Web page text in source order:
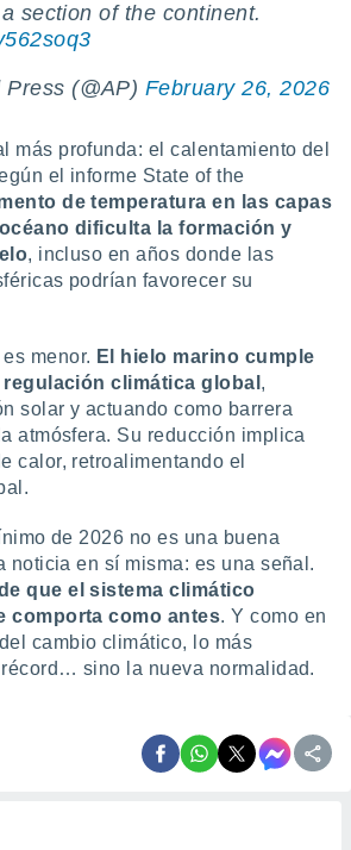
section of the continent.
(@AP) February 26, 2026
más profunda: el calentamiento del
el informe State of the
de temperatura en las capas
dificulta la formación y
, incluso en años donde las
podrían favorecer su
menor. El hielo marino cumple
climática global ,
solar y actuando como barrera
atmósfera. Su reducción implica
calor, retroalimentando el
de 2026 no es una buena
noticia en sí misma: es una señal.
que el sistema climático
comporta como antes. Y como en
cambio climático, lo más
sino la nueva normalidad.